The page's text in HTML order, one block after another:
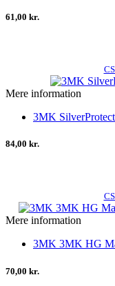
61,00 kr.
Mere information
3MK
84,00 kr.
Mere information
3MK 3MK HG
70,00 kr.